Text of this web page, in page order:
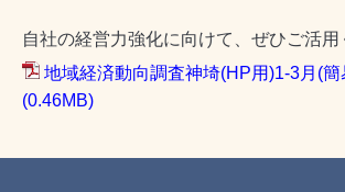
自社の経営力強化に向けて、ぜひご活用
地域経済動向調査神埼(HP用)1-3月(簡
(0.46MB)